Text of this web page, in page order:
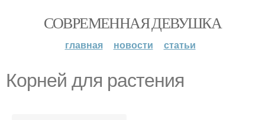
СОВРЕМЕННАЯ ДЕВУШКА
главная новости статьи
Корней для растения